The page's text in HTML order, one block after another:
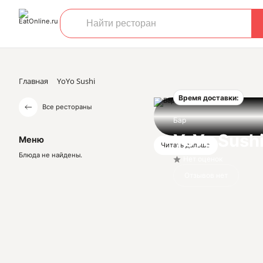
Главная YoYo Sushi
Все рестораны
Меню
Блюда не найдены.
Время доставки:
Бар
YoYo
Читать дальше